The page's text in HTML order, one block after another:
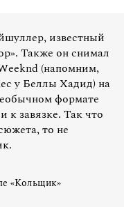
известный
Также он снимал
(напомним,
у Беллы Хадид) на
формате
завязке. Так что
то не
«Кольщик»